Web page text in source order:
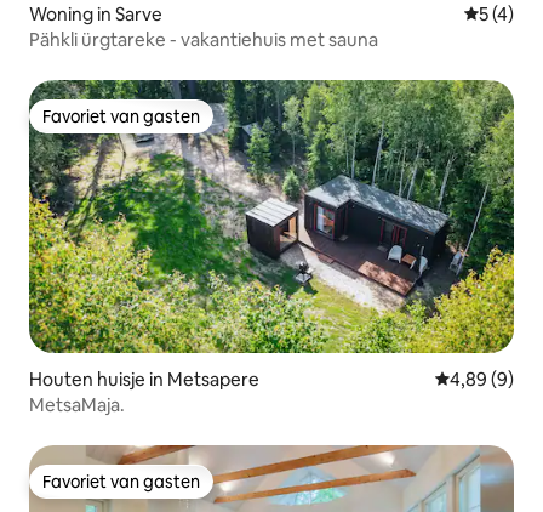
Woning in Sarve
5 (4)
Pähkli ürgtareke - vakantiehuis met sauna
Favoriet van gasten
Favoriet van gasten
Houten huisje in Metsapere Gemiddelde
4,89 (9)
MetsaMaja.
Favoriet van gasten
Favoriet van gasten